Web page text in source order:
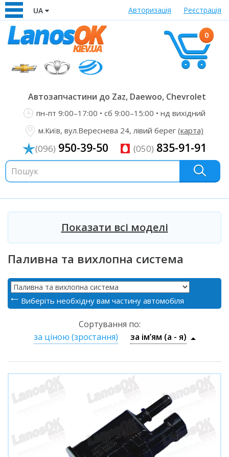
UA Авторизація Реєстрація
0
Автозапчастини до Zaz, Daewoo, Chevrolet
пн-пт 9:00–17:00 • сб 9:00–15:00 • нд вихідний
м.Київ, вул.Вереснева 24, лівий берег (карта)
(096) 950-39-50 (050) 835-91-91
Показати всі моделі
Паливна та вихлопна система
Виберіть необхідну вам частину автомобіля
Сортування по:
за ціною (зростання)
за ім’ям (a - я)